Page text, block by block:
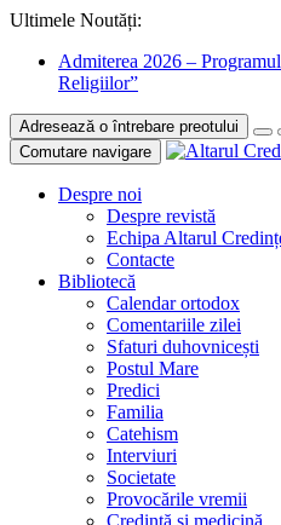
Ultimele Noutăți:
Admiterea 2026 –
Religiilor”
Adresează o întrebare preotului
Comutare navigare
Despre noi
Despre revistă
Echipa Altarul
Contacte
Bibliotecă
Calendar ortodox
Comentariile zilei
Sfaturi duhovnicești
Postul Mare
Predici
Familia
Catehism
Interviuri
Societate
Provocările vremii
Credință și medicină